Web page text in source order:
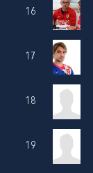
16
17
18
19